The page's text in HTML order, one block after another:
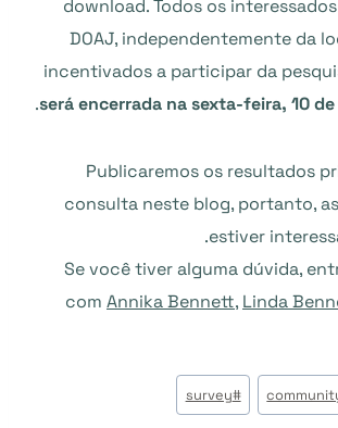
download. Todos os
DOAJ, independentemente da
incentivados a participar da
será encerrada na sexta-feira, 10
.
Publicaremos os resultados
consulta neste blog, portanto,
estiver
Se você tiver alguma dúvida,
com Annika Bennett, Linda
#
survey